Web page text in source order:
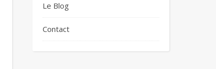
Le Blog
Contact